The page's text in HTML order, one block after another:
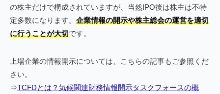
の株主だけで構成されていますが、当然IPO後は株主は不特
定多数になります。 企業情報の開示や株主総会の運営を適切
に行うことが大切です。
上場企業の情報開示については、こちらの記事もご参照くだ
さい。
⇒TCFDとは？気候関連財務情報開示タスクフォースの概